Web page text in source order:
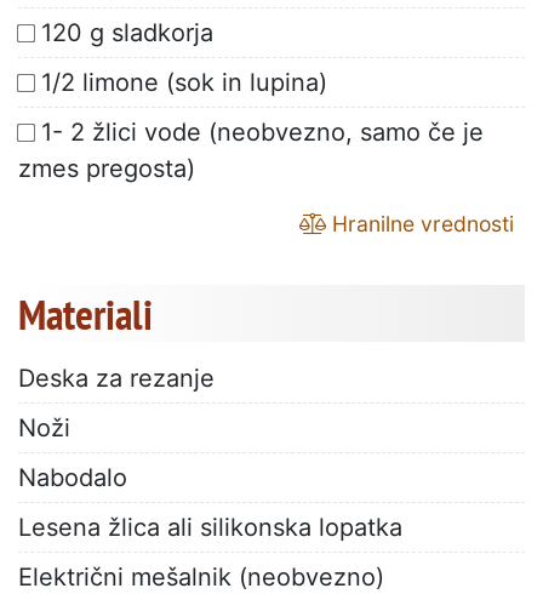
120 g sladkorja
1/2 limone (sok in lupina)
1- 2 žlici vode (neobvezno, samo če je
zmes pregosta)
Hranilne vrednosti
Materiali
Deska za rezanje
Noži
Nabodalo
Lesena žlica ali silikonska lopatka
Električni mešalnik (neobvezno)